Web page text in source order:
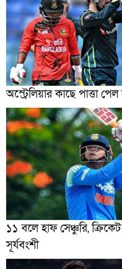
অস্ট্রেলিয়ার কাছে পাত্তা
১১ বলে হাফ সেঞ্চুরি,
সূর্যবংশী